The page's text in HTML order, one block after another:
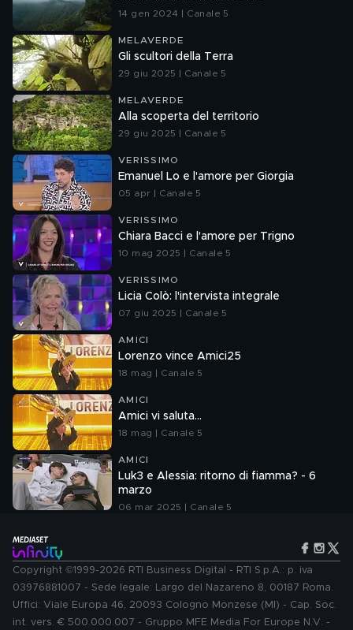
14 gen 2024 | Canale 5
MELAVERDE
Gli scultori della Terra
29 giu 2025 | Canale 5
MELAVERDE
Alla scoperta del territorio
29 giu 2025 | Canale 5
VERISSIMO
Emanuel Lo e l'amore per Giorgia
05 apr | Canale 5
VERISSIMO
Chiara Bacci e l'amore per Trigno
10 mag 2025 | Canale 5
VERISSIMO
Licia Colò: l'intervista integrale
07 giu 2025 | Canale 5
AMICI
Lorenzo vince Amici25
18 mag | Canale 5
AMICI
Amici vi saluta...
18 mag | Canale 5
AMICI
Luk3 e Alessia: ritorno di fiamma? - 6
marzo
06 mar 2025 | Canale 5
Copyright ©1999-2026 RTI Business Digital - RTI S.p.A.: p. iva
03976881007 - Sede legale: Largo del Nazareno 8, 00187 Roma.
Uffici: Viale Europa 46, 20093 Cologno Monzese (MI) - Cap. Soc.
int. vers. € 500.000.007 - Gruppo MFE Media For Europe N.V. -